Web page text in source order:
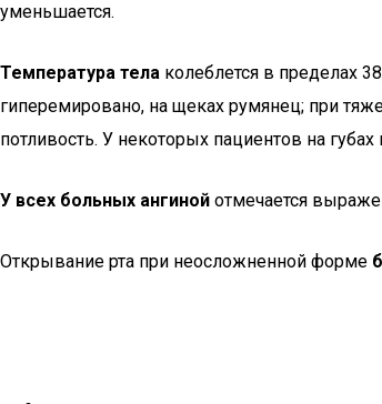
уменьшается.
Температура тела колеблется в пределах
гиперемировано, на щеках румянец; при
потливость. У некоторых пациентов на
У всех больных ангиной отмечается
Открывание рта при неосложненной форме